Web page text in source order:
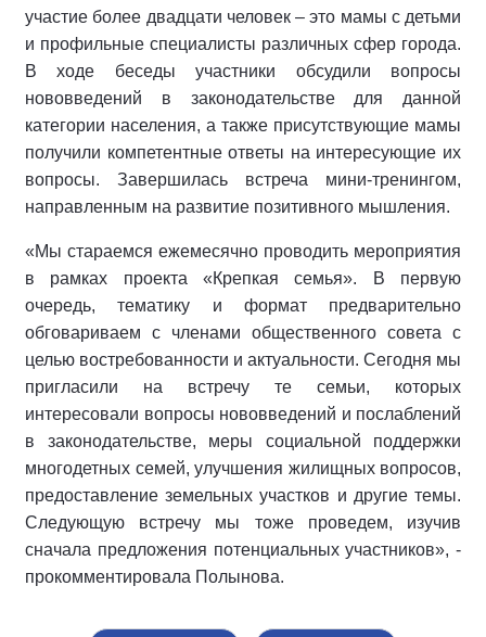
участие более двадцати человек – это мамы с детьми
и профильные специалисты различных сфер города.
В ходе беседы участники обсудили вопросы
нововведений в законодательстве для данной
категории населения, а также присутствующие мамы
получили компетентные ответы на интересующие их
вопросы. Завершилась встреча мини-тренингом,
направленным на развитие позитивного мышления.
«Мы стараемся ежемесячно проводить мероприятия
в рамках проекта «Крепкая семья». В первую
очередь, тематику и формат предварительно
обговариваем с членами общественного совета с
целью востребованности и актуальности. Сегодня мы
пригласили на встречу те семьи, которых
интересовали вопросы нововведений и послаблений
в законодательстве, меры социальной поддержки
многодетных семей, улучшения жилищных вопросов,
предоставление земельных участков и другие темы.
Следующую встречу мы тоже проведем, изучив
сначала предложения потенциальных участников», -
прокомментировала Полынова.